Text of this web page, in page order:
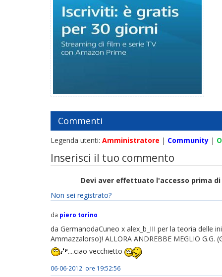
Commenti
Legenda utenti: Amministratore | Community |
Inserisci il tuo commento
Devi aver effettuato l'accesso prima
Non sei registrato?
da piero torino
da GermanodaCuneo x alex_b_III per la teoria delle
Ammazzalorso)! ALLORA ANDREBBE MEGLIO G.G.
....ciao vecchietto
06-06-2012 ore 19:52:56